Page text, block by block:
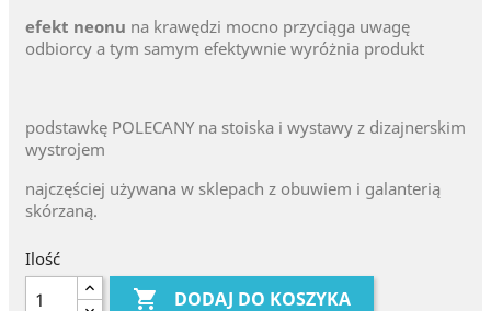
efekt neonu na krawędzi mocno przyciąga uwagę
odbiorcy a tym samym efektywnie wyróżnia produkt
podstawkę POLECANY na stoiska i wystawy z dizajnerskim
wystrojem
najczęściej używana w sklepach z obuwiem i galanterią
skórzaną.
Ilość
 DODAJ DO KOSZYKA